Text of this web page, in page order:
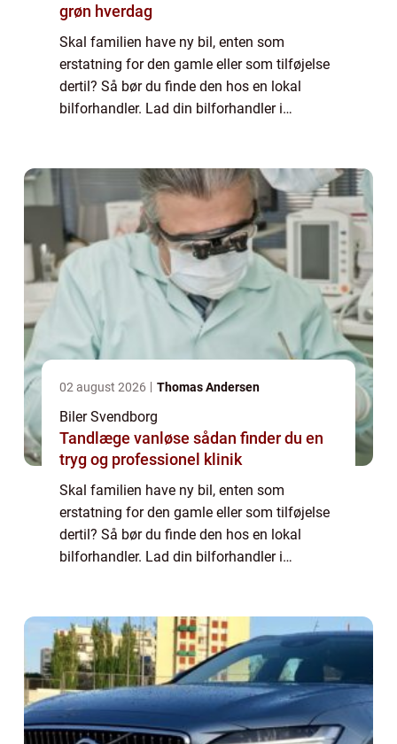
grøn hverdag
Skal familien have ny bil, enten som
erstatning for den gamle eller som tilføjelse
dertil? Så bør du finde den hos en lokal
bilforhandler. Lad din bilforhandler i
02 august 2026 Thomas Andersen
Biler Svendborg
Tandlæge vanløse sådan finder du en
tryg og professionel klinik
Skal familien have ny bil, enten som
erstatning for den gamle eller som tilføjelse
dertil? Så bør du finde den hos en lokal
bilforhandler. Lad din bilforhandler i